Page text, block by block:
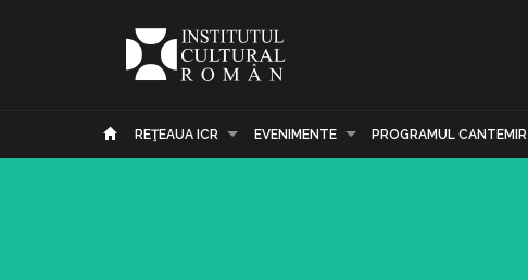
REŢEAUA ICR EVENIMENTE PROGRAMUL CANTEMIR